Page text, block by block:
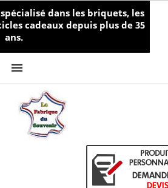
spécialisé dans les briquets, les
cadeaux depuis plus de 35
ans.
